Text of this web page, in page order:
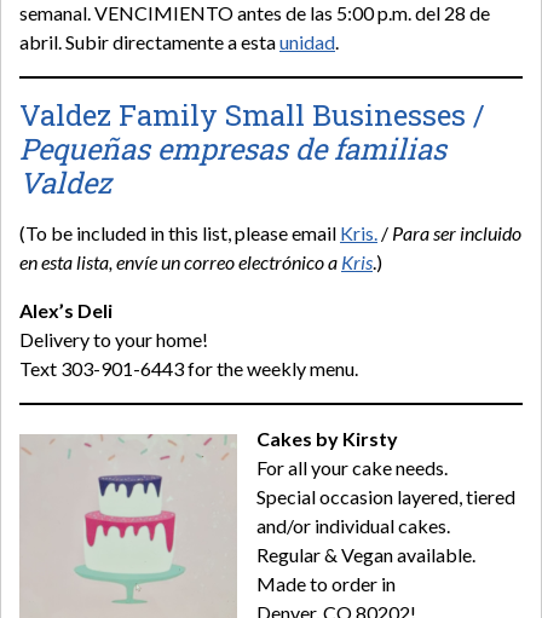
semanal. VENCIMIENTO antes de las 5:00 p.m. del 28 de
abril. Subir directamente a estaunidad.
Valdez Family Small Businesses /
Pequeñas empresas de familias
Valdez
(To be included in this list, please email Kris. / Para ser incluido
en esta lista, envíe un correo electrónico a Kris.)
Alex’s Deli
Delivery to your home!
Text 303-901-6443 for the weekly menu.
Cakes by Kirsty
For all your cake needs.
Special occasion layered, tiered
and/or individual cakes.
Regular & Vegan available.
Made to order in
Denver, CO 80202!